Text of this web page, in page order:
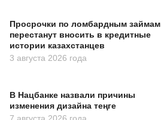
Просрочки по ломбардным займам
перестанут вносить в кредитные
истории казахстанцев
3 августа 2026 года
В Нацбанке назвали причины
изменения дизайна теңге